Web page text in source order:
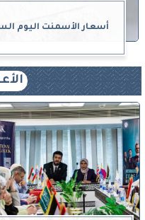
أسعار الأسمنت اليوم السبت 21-9-2024 في محافظة